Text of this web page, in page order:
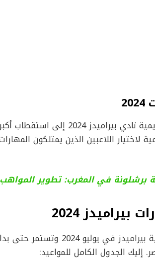
تهدف اختبارات أكاديمية
لاختيار اللاعبين الذين يمتلكون
برشلونة في المغرب: تطوير المواهب
بيراميدز 2024
تبدأ اختبارات أكاديمية
الجدول الكامل للمواعيد: